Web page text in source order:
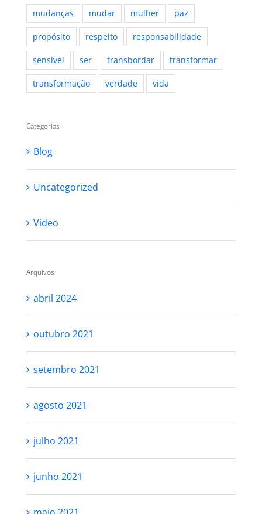
mudanças mudar mulher paz
propósito respeito responsabilidade
sensível ser transbordar transformar
transformação verdade vida
Categorias
Blog
Uncategorized
Video
Arquivos
abril 2024
outubro 2021
setembro 2021
agosto 2021
julho 2021
junho 2021